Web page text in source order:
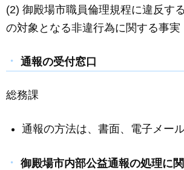
(2) 御殿場市職員倫理規程に違反す
の対象となる非違行為に関する事実
通報の受付窓口
総務課
通報の方法は、書面、電子メー
御殿場市内部公益通報の処理に